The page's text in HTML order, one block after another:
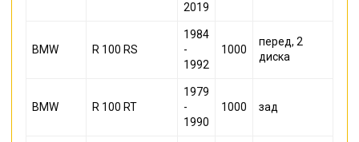
2019
BMW R 100 RS
1984
-
1992
1000
перед, 2
диска
BMW R 100 RT
1979
-
1990
1000 зад